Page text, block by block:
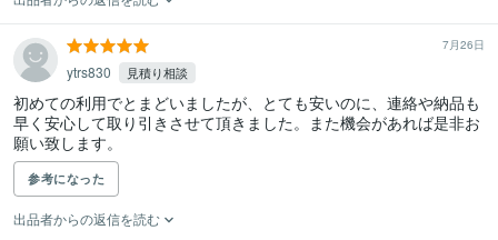
7月26日
ytrs830 見積り相談
初めての利用でとまどいましたが、とても安いのに、連絡や納品も
早く安心して取り引きさせて頂きました。また機会があれば是非お
願い致します。
参考になった
出品者からの返信を読む